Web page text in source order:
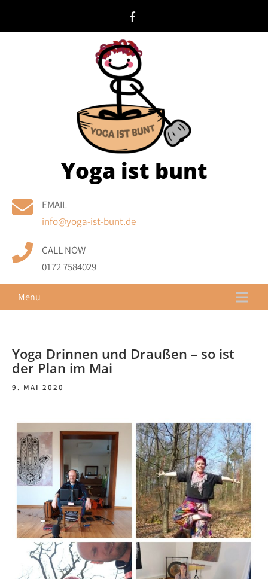
Yoga ist bunt
EMAIL
info@yoga-ist-bunt.de
CALL NOW
0172 7584029
Menu
Yoga Drinnen und Draußen – so ist
der Plan im Mai
9. MAI 2020